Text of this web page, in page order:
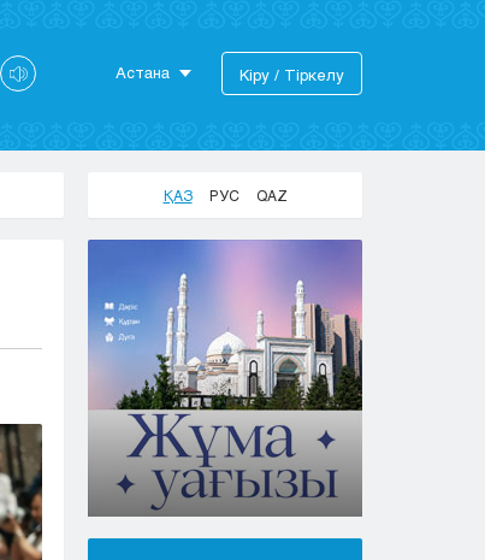
Астана
Актобе
Караганда
Кокшетау
Костанай
Кызылорда
Павлодар
Петропавловск
Семей
Талдыкорган
Тараз
Кіру / Тіркелу
ҚАЗ РУС QAZ